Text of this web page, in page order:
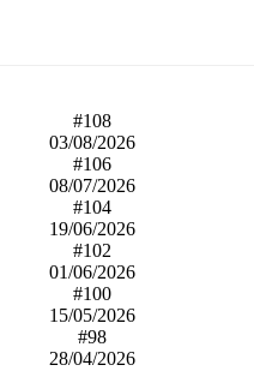
#108
03/08/2026
#106
08/07/2026
#104
19/06/2026
#102
01/06/2026
#100
15/05/2026
#98
28/04/2026